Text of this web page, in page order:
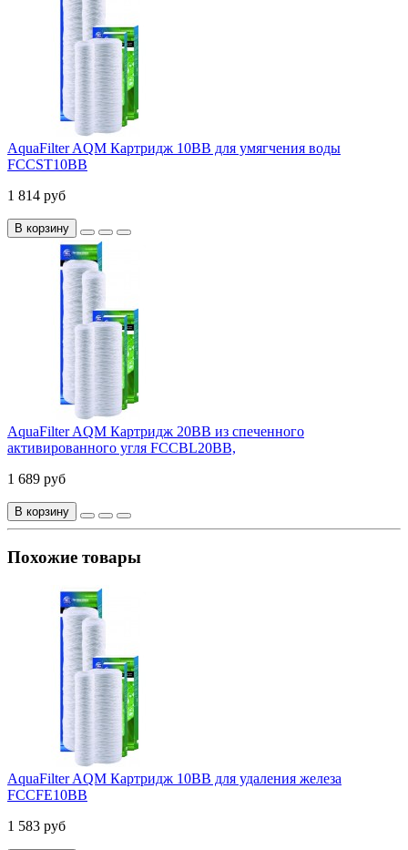
AquaFilter AQM Картридж 10BB для умягчения воды
FCCST10BB
1 814 руб
В корзину
AquaFilter AQM Картридж 20ВВ из спеченного
активированного угля FCCBL20ВВ,
1 689 руб
В корзину
Похожие товары
AquaFilter AQM Картридж 10BB для удаления железа
FCCFE10BB
1 583 руб